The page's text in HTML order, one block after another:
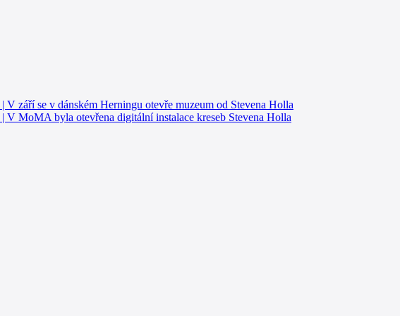
| V září se v dánském Herningu otevře muzeum od Stevena Holla
| V MoMA byla otevřena digitální instalace kreseb Stevena Holla